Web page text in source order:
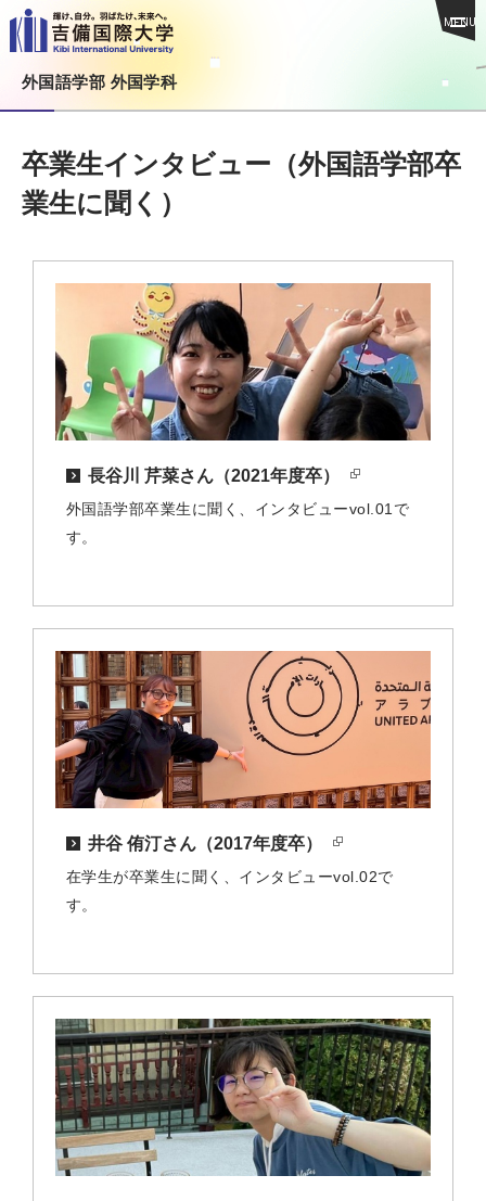
MENU
外国語学部 外国学科
卒業生インタビュー（外国語学部卒
業生に聞く）
長谷川 芹菜さん（2021年度卒）
外国語学部卒業生に聞く、インタビューvol.01で
す。
井谷 侑汀さん（2017年度卒）
在学生が卒業生に聞く、インタビューvol.02で
す。